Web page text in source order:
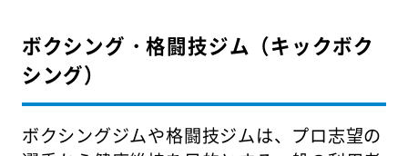
ボクシング・格闘技ジム（キックボク
シング）
ボクシングジムや格闘技ジムは、プロ志望の